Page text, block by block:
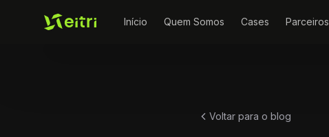
Início Quem Somos Cases Parceiros
Voltar para o blog